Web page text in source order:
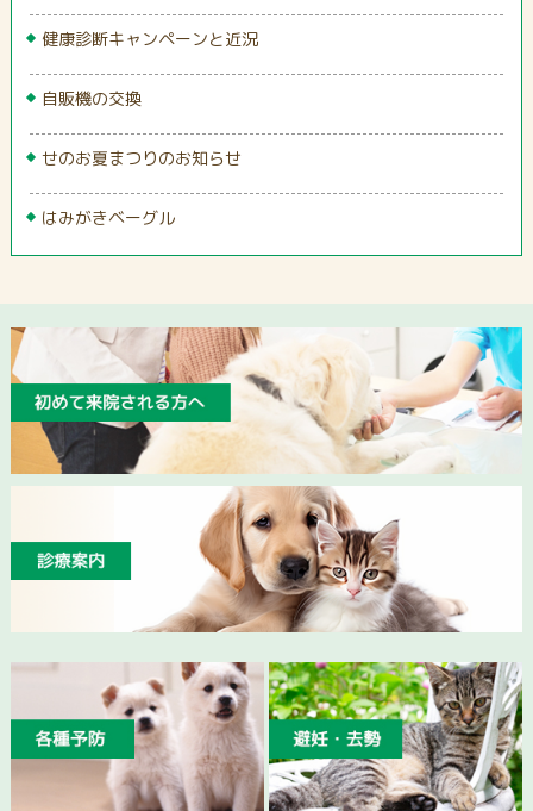
健康診断キャンペーンと近況
自販機の交換
せのお夏まつりのお知らせ
はみがきベーグル